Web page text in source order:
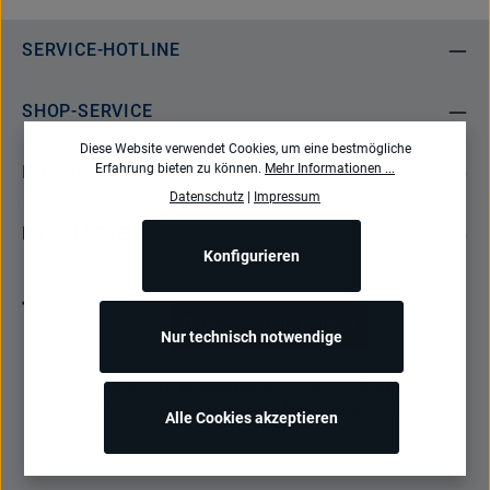
SERVICE-HOTLINE
SHOP-SERVICE
INFORMATIONEN
Alle Preise inkl. gesetzl. Mehrwertsteuer zzgl. Versandkosten
Diese Website verwendet Cookies, um eine bestmögliche
Erfahrung bieten zu können. Mehr Informationen ...
Datenschutz
Impressum
Nur technisch notwendige
Konfigurieren
Alle Cookies akzeptieren